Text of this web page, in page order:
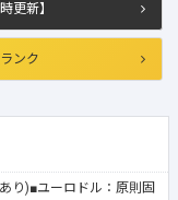
更新】
ンク
り)■ユーロドル：原則固